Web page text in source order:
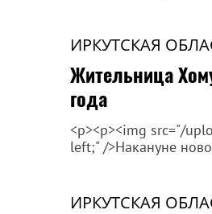
ИРКУТСКАЯ
Жительница
года
<p><p><img src="/
left;" />Накануне
ИРКУТСКАЯ